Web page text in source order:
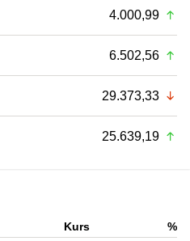
4.000,99
6.502,56
29.373,33
25.639,19
Kurs
%